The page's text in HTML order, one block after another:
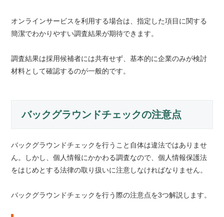
オンラインサービスを利用する場合は、指定した項目に関する
簡潔でわかりやすい調査結果が期待できます。
調査結果は採用候補者には共有せず、基本的に企業のみが検討
材料として確認するのが一般的です。
バックグラウンドチェックの注意点
バックグラウンドチェックを行うこと自体は違法ではありませ
ん。しかし、個人情報にかかわる調査なので、個人情報保護法
をはじめとする法律の取り扱いに注意しなければなりません。
バックグラウンドチェックを行う際の注意点を3つ解説します。